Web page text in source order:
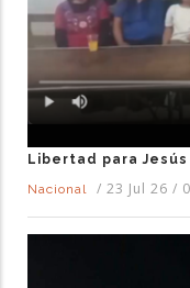
Libertad para
Nacional
/ 23 Jul 26 /